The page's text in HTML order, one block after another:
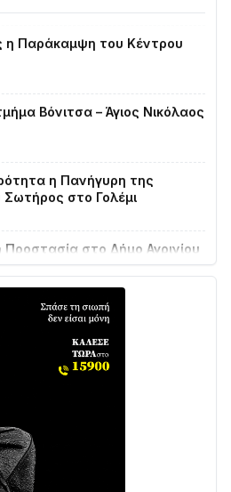
Βόνιτσα – Άγιος Νικόλαος
η Πανήγυρη της
στο Γολέμι
Προστασία στο Δήμο Αγρινίου
οχήματα
που κυκλοφορεί
εκχώρηση των νερών
που κυκλοφορεί
ΣΥΝΑΓΕΡΜΟΣ ΣΤΗΝ
ΣΤΟΝ ΑΓΙΟ ΗΛΙΑ ΠΡΙΝ ΤΗ